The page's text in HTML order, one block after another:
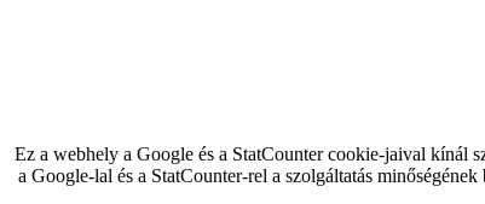
Ez a webhely a Google és a StatCounter cookie-jaival kínál
a Google-lal és a StatCounter-rel a szolgáltatás